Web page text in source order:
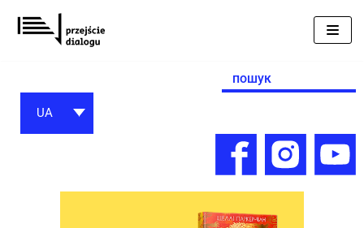
Перейти
до
Search
for:
UA